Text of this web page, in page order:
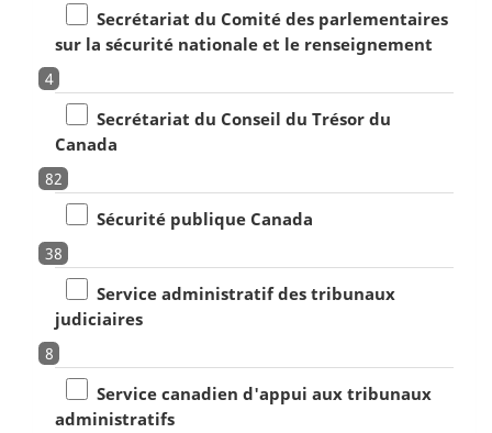
Secrétariat du Comité des parlementaires
sur la sécurité nationale et le renseignement
4
Secrétariat du Conseil du Trésor du
Canada
82
Sécurité publique Canada
38
Service administratif des tribunaux
judiciaires
8
Service canadien d'appui aux tribunaux
administratifs